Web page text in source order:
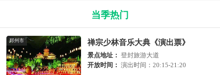
当季热门
郑州市 禅宗少林音乐大典《演出票》
景点地址： 登封旅游大道
开放时间： 演出时间：20:15-21:20